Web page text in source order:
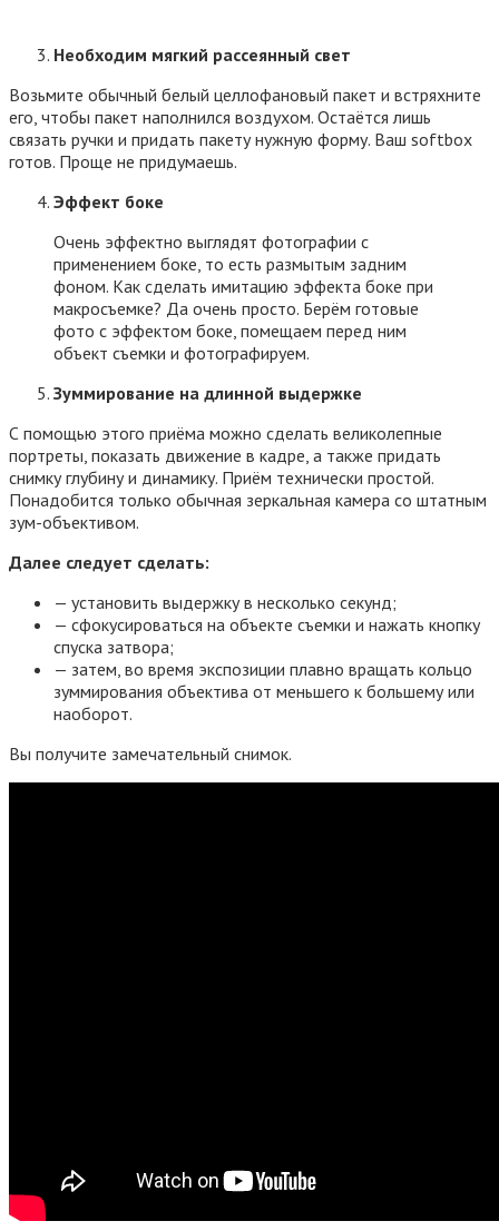
Необходим мягкий рассеянный свет
Возьмите обычный белый целлофановый пакет и встряхните
его, чтобы пакет наполнился воздухом. Остаётся лишь
связать ручки и придать пакету нужную форму. Ваш softbox
готов. Проще не придумаешь.
Эффект боке
Очень эффектно выглядят фотографии с
применением боке, то есть размытым задним
фоном. Как сделать имитацию эффекта боке при
макросъемке? Да очень просто. Берём готовые
фото с эффектом боке, помещаем перед ним
объект съемки и фотографируем.
Зуммирование на длинной выдержке
С помощью этого приёма можно сделать великолепные
портреты, показать движение в кадре, а также придать
снимку глубину и динамику. Приём технически простой.
Понадобится только обычная зеркальная камера со штатным
зум-объективом.
Далее следует сделать:
— установить выдержку в несколько секунд;
— сфокусироваться на объекте съемки и нажать кнопку
спуска затвора;
— затем, во время экспозиции плавно вращать кольцо
зуммирования объектива от меньшего к большему или
наоборот.
Вы получите замечательный снимок.